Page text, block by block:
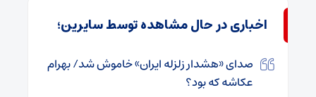
اخباری در حال مشاهده توسط سایرین؛
صدای «هشدار زلزله ایران» خاموش شد/ بهرام
عکاشه که بود؟